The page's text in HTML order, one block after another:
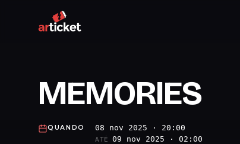
MEMORIES
QUANDO 08 nov 2025 · 20:00
ATÉ 09 nov 2025 · 02:00